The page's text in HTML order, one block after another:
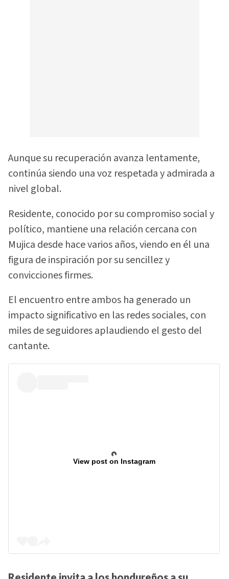
Aunque su recuperación avanza lentamente,
continúa siendo una voz respetada y admirada a
nivel global.
Residente, conocido por su compromiso social y
político, mantiene una relación cercana con
Mujica desde hace varios años, viendo en él una
figura de inspiración por su sencillez y
convicciones firmes.
El encuentro entre ambos ha generado un
impacto significativo en las redes sociales, con
miles de seguidores aplaudiendo el gesto del
cantante.
View post on Instagram